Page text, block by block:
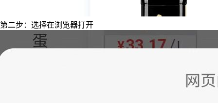
第二步：选择在浏览器打开